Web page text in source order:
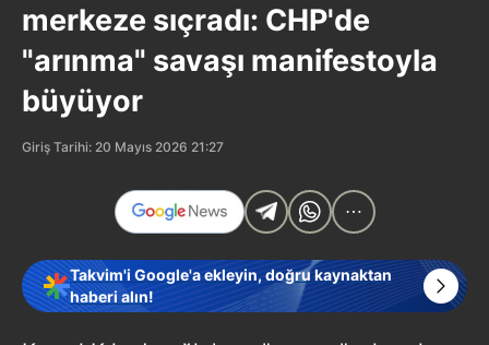
merkeze sıçradı: CHP'de
"arınma" savaşı manifestoyla
büyüyor
Giriş Tarihi: 20 Mayıs 2026 21:27
Takvim'i Google'a ekleyin, doğru kaynaktan
haberi alın!